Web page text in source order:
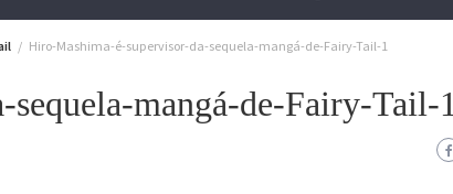
Hiro-Mashima-é-supervisor-da-sequela-mangá-de-Fairy-Tail-1
mangá-de-Fairy-Tail-1